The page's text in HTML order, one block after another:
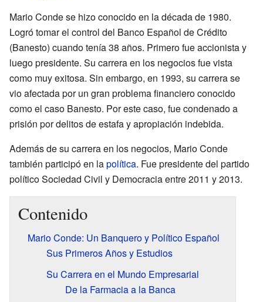
Mario Conde se hizo conocido en la década de 1980.
Logró tomar el control del Banco Español de Crédito
(Banesto) cuando tenía 38 años. Primero fue accionista y
luego presidente. Su carrera en los negocios fue vista
como muy exitosa. Sin embargo, en 1993, su carrera se
vio afectada por un gran problema financiero conocido
como el caso Banesto. Por este caso, fue condenado a
prisión por delitos de estafa y apropiación indebida.
Además de su carrera en los negocios, Mario Conde
también participó en lapolítica. Fue presidente del partido
político Sociedad Civil y Democracia entre 2011 y 2013.
Contenido
Mario Conde: Un Banquero y Político Español
Sus Primeros Años y Estudios
Su Carrera en el Mundo Empresarial
De la Farmacia a la Banca